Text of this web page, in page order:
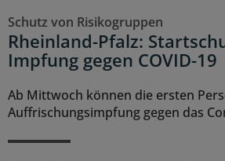
Schutz von Risikogruppen
Rheinland-Pfalz:
Impfung gegen COVID-19
Ab Mittwoch können die ersten
Auffrischungsimpfung gegen das